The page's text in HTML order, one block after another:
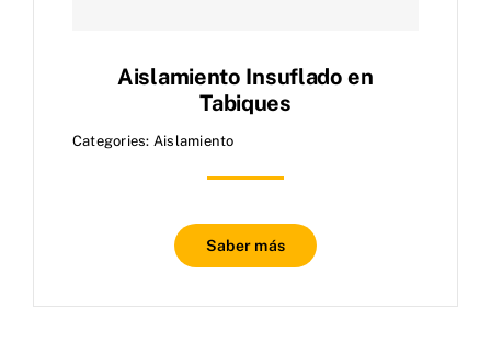
Aislamiento Insuflado en
Tabiques
Categories: Aislamiento
Saber más